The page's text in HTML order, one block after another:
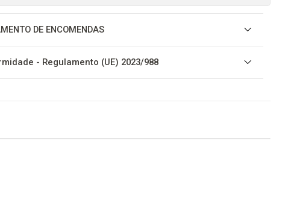
DE ENCOMENDAS
- Regulamento (UE) 2023/988